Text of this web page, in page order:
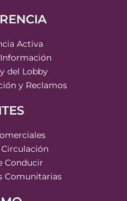
Activa
del Lobby
y Reclamos
Conducir
Comunitarias